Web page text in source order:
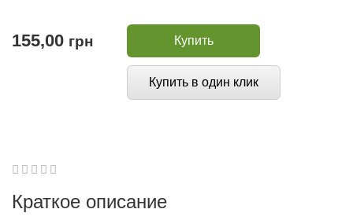
155,00 грн Купить
Купить в один клик
12345
Краткое описание